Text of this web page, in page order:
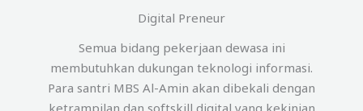
Digital Preneur
Semua bidang pekerjaan dewasa ini
membutuhkan dukungan teknologi informasi.
Para santri MBS Al-Amin akan dibekali dengan